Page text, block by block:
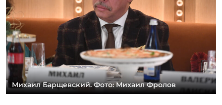
Михаил Барщевский. Фото: Михаил Фролов